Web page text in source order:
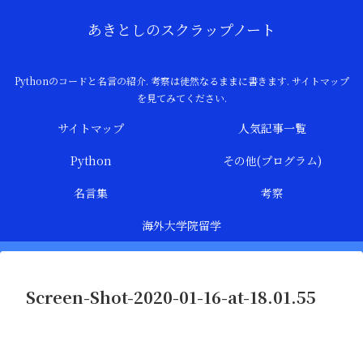
あきとしのスクラップノート
Pythonのコードと名言の紹介. 考察は徒然なるままに書きます. サイトマップ
を見てみてください.
サイトマップ
人気記事一覧
Python
その他(プログラム)
名言集
考察
海外大学院留学
Screen-Shot-2020-01-16-at-18.01.55